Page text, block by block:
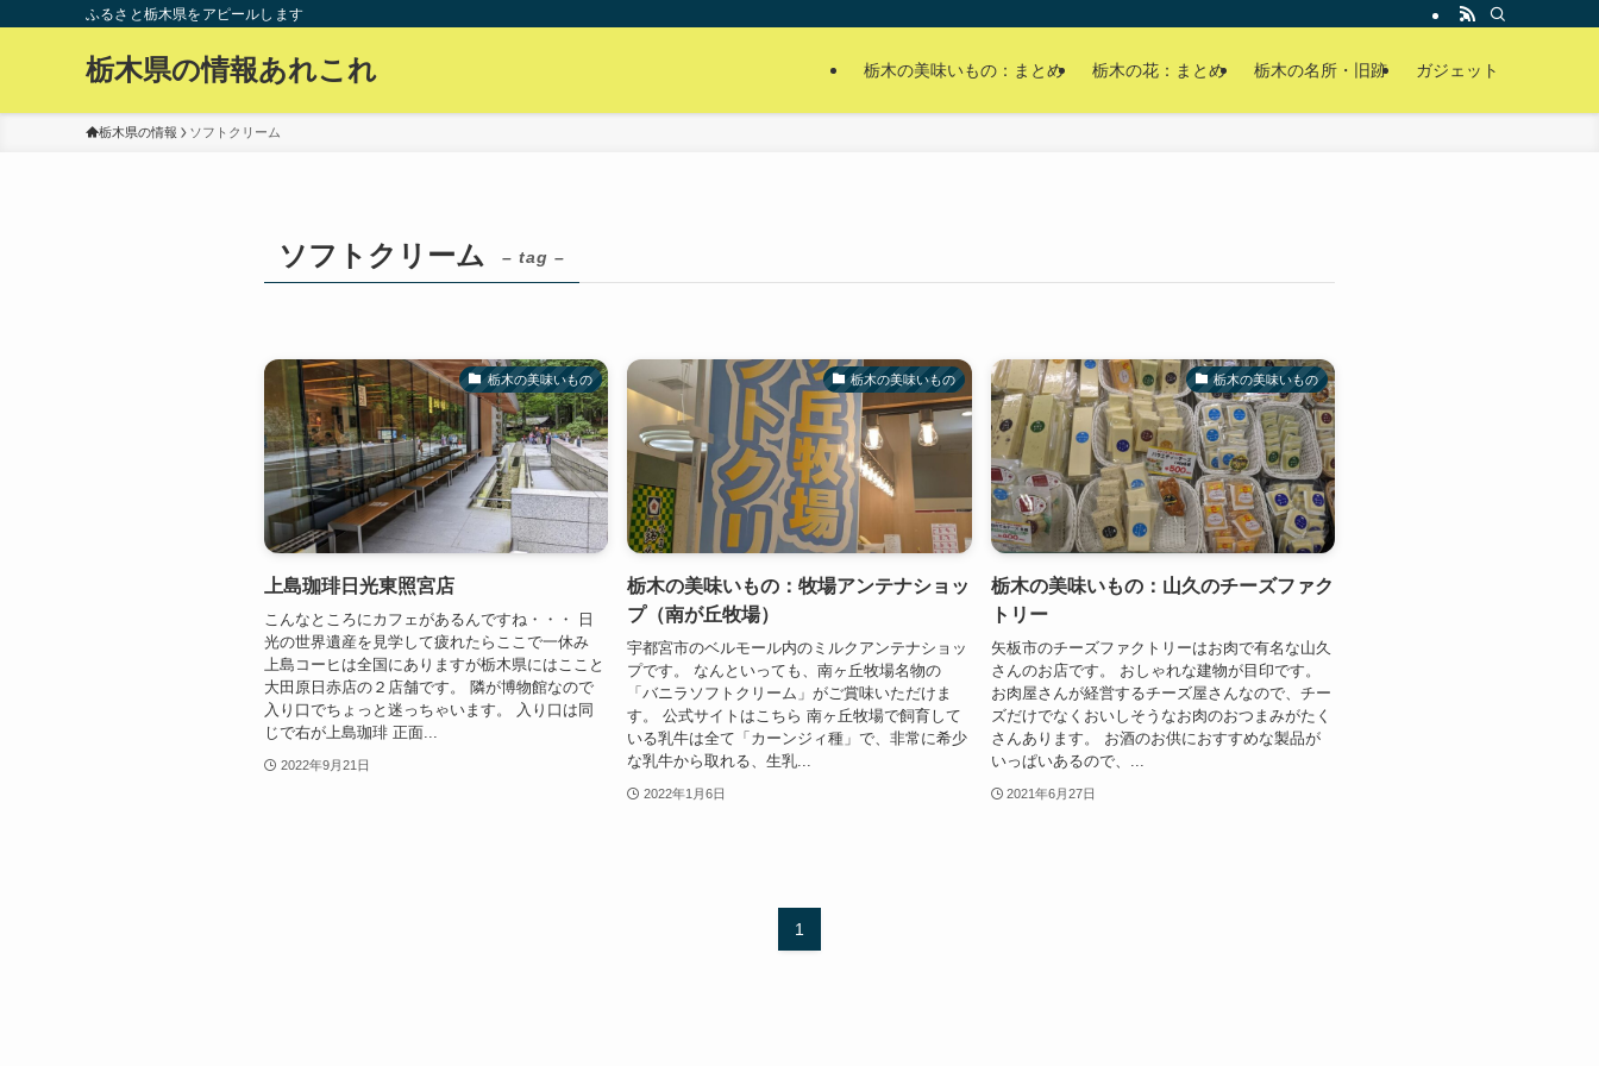
ふるさと栃木県をアピールします
栃木県の情報あれこれ 栃木の美味いもの：まとめ 栃木の花：まとめ 栃木の名所・旧跡 ガジェット
栃木県の情報 ソフトクリーム
ソフトクリーム – tag –
栃木の美味いもの
上島珈琲日光東照宮店
こんなところにカフェがあるんですね・・・ 日
光の世界遺産を見学して疲れたらここで一休み
上島コーヒは全国にありますが栃木県にはここと
大田原日赤店の２店舗です。 隣が博物館なので
入り口でちょっと迷っちゃいます。 入り口は同
じで右が上島珈琲 正面...
2022年9月21日
栃木の美味いもの
栃木の美味いもの：牧場アンテナショッ
プ（南が丘牧場）
宇都宮市のベルモール内のミルクアンテナショッ
プです。 なんといっても、南ヶ丘牧場名物の
「バニラソフトクリーム」がご賞味いただけま
す。 公式サイトはこちら 南ヶ丘牧場で飼育して
いる乳牛は全て「カーンジィ種」で、非常に希少
な乳牛から取れる、生乳...
2022年1月6日
栃木の美味いもの
栃木の美味いもの：山久のチーズファク
トリー
矢板市のチーズファクトリーはお肉で有名な山久
さんのお店です。 おしゃれな建物が目印です。
お肉屋さんが経営するチーズ屋さんなので、チー
ズだけでなくおいしそうなお肉のおつまみがたく
さんあります。 お酒のお供におすすめな製品が
いっぱいあるので、...
2021年6月27日
1